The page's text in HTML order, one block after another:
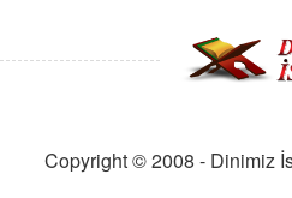
Copyright © 2008 - Dinimiz